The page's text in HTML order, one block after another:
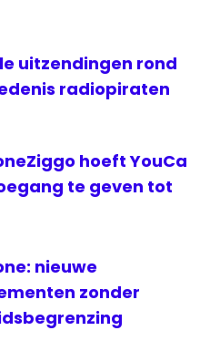
uitzendingen rond
radiopiraten
hoeft YouCa
te geven tot
nieuwe
zonder